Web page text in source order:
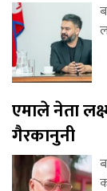
एमाले नेता
गैरकानुनी